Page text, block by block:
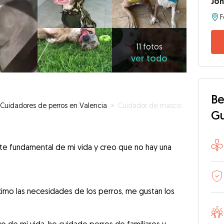
11 fotos
ver todo
Cuidadores de perros en Valencia » Cuidador de mascotas
fundamental de mi vida y creo que no hay una
las necesidades de los perros, me gustan los